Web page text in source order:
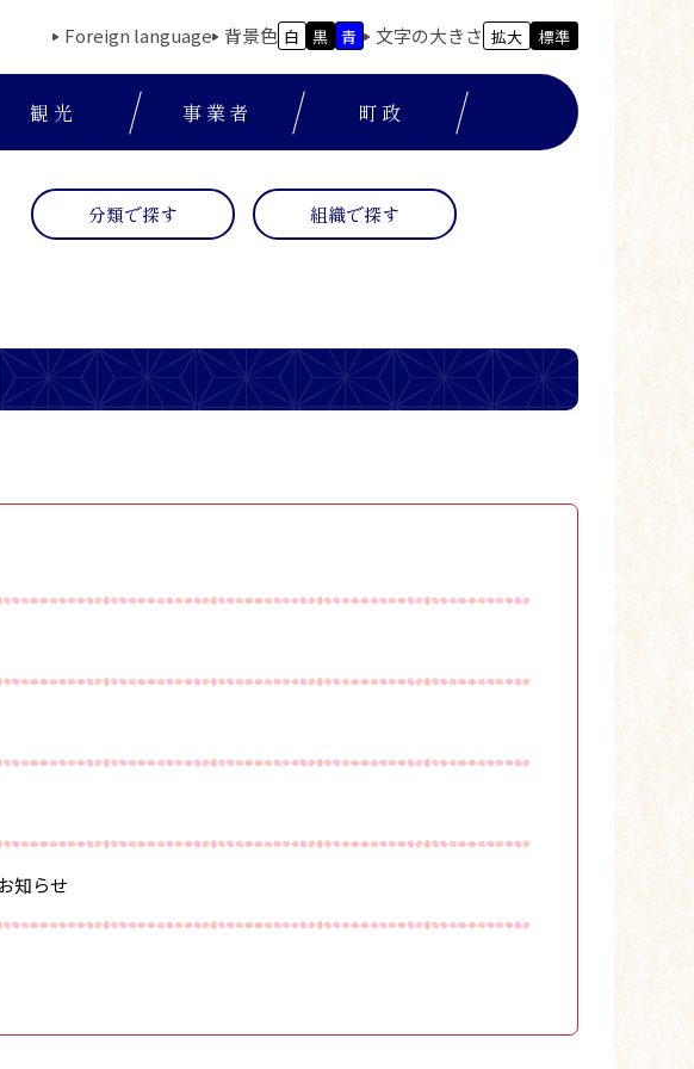
Foreign language 背景色 白 黒 青 文字の大きさ 拡大 標準
観光 事業者 町政
分類で探す 組織で探す
知らせ